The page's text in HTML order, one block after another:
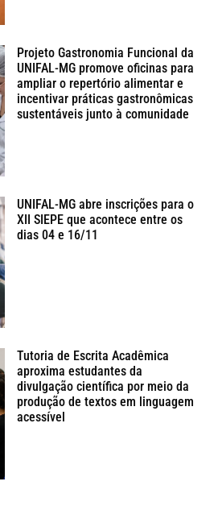
Projeto Gastronomia Funcional da
UNIFAL-MG promove oficinas para
ampliar o repertório alimentar e
incentivar práticas gastronômicas
sustentáveis junto à comunidade
UNIFAL-MG abre inscrições para o
XII SIEPE que acontece entre os
dias 04 e 16/11
Tutoria de Escrita Acadêmica
aproxima estudantes da
divulgação científica por meio da
produção de textos em linguagem
acessível